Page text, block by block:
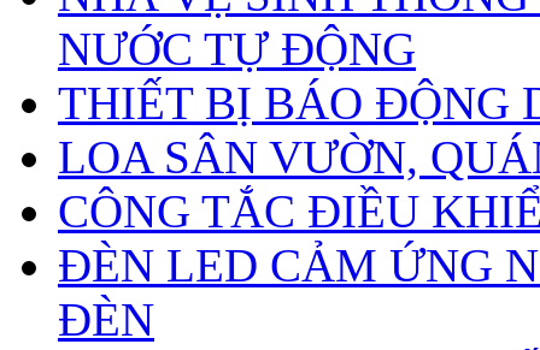
NƯỚC TỰ ĐỘNG
THIẾT BỊ BÁO ĐỘNG
LOA SÂN VƯỜN,
CÔNG TẮC ĐIỀU
ĐÈN LED CẢM ỨNG
ĐÈN